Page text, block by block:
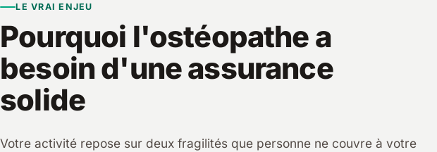
LE VRAI ENJEU
Pourquoi l'ostéopathe a
besoin d'une assurance
solide
Votre activité repose sur deux fragilités que personne ne couvre à votre